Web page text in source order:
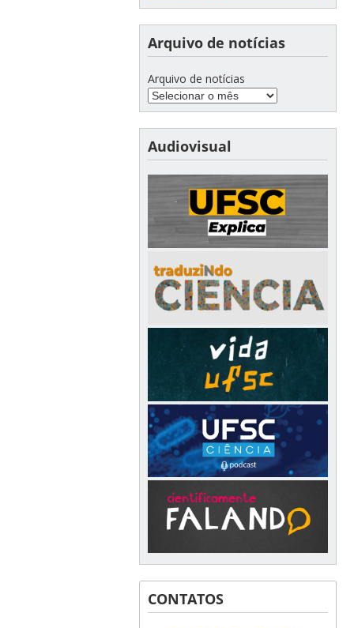
Arquivo de notícias
Arquivo de notícias
Audiovisual
CONTATOS